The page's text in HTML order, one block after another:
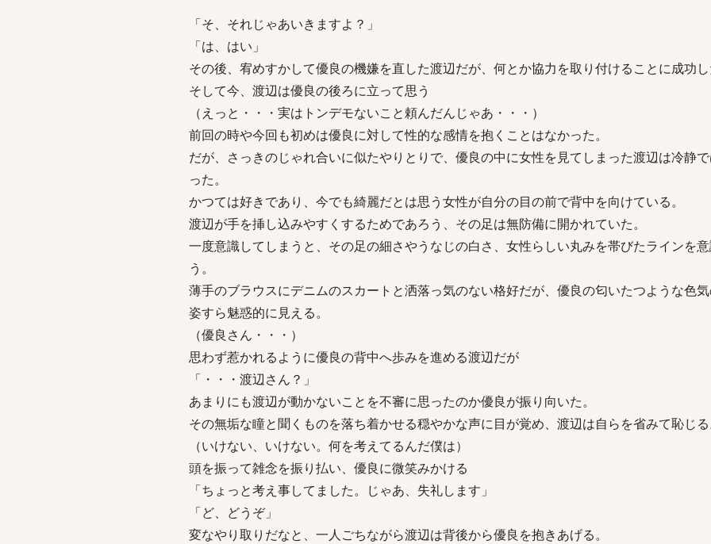
「そ、それじゃあいきますよ？」
「は、はい」
その後、宥めすかして優良の機嫌を直した渡辺だが、何とか協力を取り付けることに成功
そして今、渡辺は優良の後ろに立って思う
（えっと・・・実はトンデモないこと頼んだんじゃあ・・・）
前回の時や今回も初めは優良に対して性的な感情を抱くことはなかった。
だが、さっきのじゃれ合いに似たやりとりで、優良の中に女性を見てしまった渡辺は冷静
った。
かつては好きであり、今でも綺麗だとは思う女性が自分の目の前で背中を向けている。
渡辺が手を挿し込みやすくするためであろう、その足は無防備に開かれていた。
一度意識してしまうと、その足の細さやうなじの白さ、女性らしい丸みを帯びたラインを
う。
薄手のブラウスにデニムのスカートと洒落っ気のない格好だが、優良の匂いたつような色
姿すら魅惑的に見える。
（優良さん・・・）
思わず惹かれるように優良の背中へ歩みを進める渡辺だが
「・・・渡辺さん？」
あまりにも渡辺が動かないことを不審に思ったのか優良が振り向いた。
その無垢な瞳と聞くものを落ち着かせる穏やかな声に目が覚め、渡辺は自らを省みて恥じ
（いけない、いけない。何を考えてるんだ僕は）
頭を振って雑念を振り払い、優良に微笑みかける
「ちょっと考え事してました。じゃあ、失礼します」
「ど、どうぞ」
変なやり取りだなと、一人ごちながら渡辺は背後から優良を抱きあげる。